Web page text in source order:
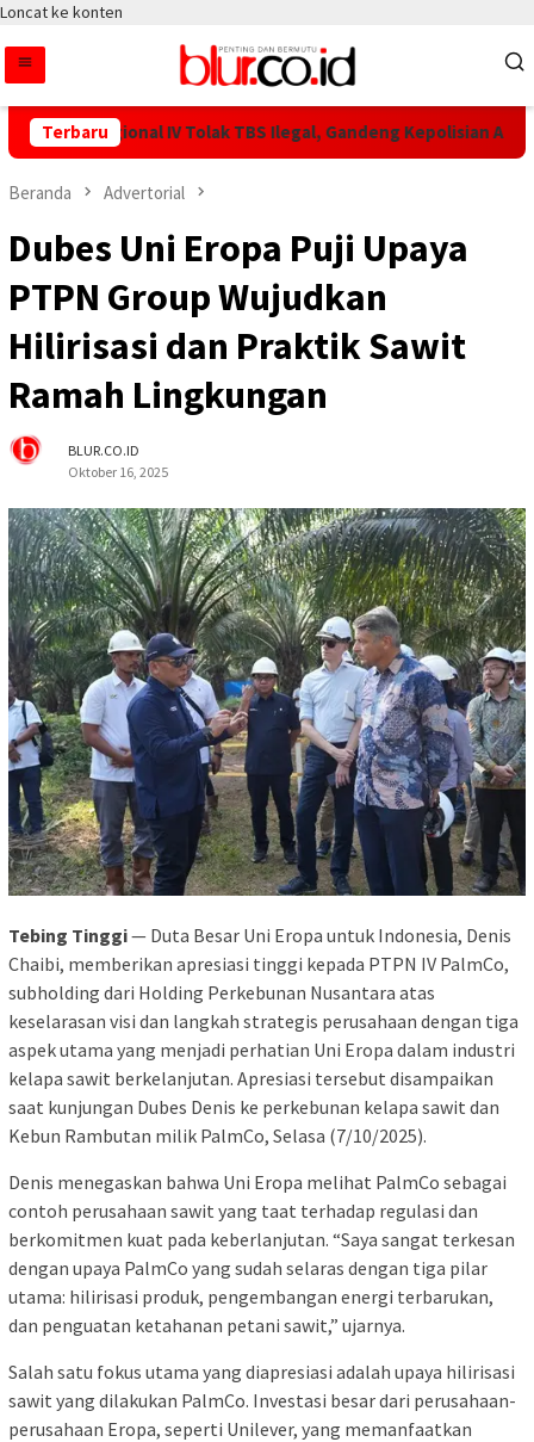
Loncat ke konten
Terbaru
IV Regional IV Tolak TBS Ilegal, Gandeng Kepolisian Amankan
Beranda Advertorial
Dubes Uni Eropa Puji Upaya
PTPN Group Wujudkan
Hilirisasi dan Praktik Sawit
Ramah Lingkungan
BLUR.CO.ID
Oktober 16, 2025
Tebing Tinggi— Duta Besar Uni Eropa untuk Indonesia, Denis
Chaibi, memberikan apresiasi tinggi kepada PTPN IV PalmCo,
subholding dari Holding Perkebunan Nusantara atas
keselarasan visi dan langkah strategis perusahaan dengan tiga
aspek utama yang menjadi perhatian Uni Eropa dalam industri
kelapa sawit berkelanjutan. Apresiasi tersebut disampaikan
saat kunjungan Dubes Denis ke perkebunan kelapa sawit dan
Kebun Rambutan milik PalmCo, Selasa (7/10/2025).
Denis menegaskan bahwa Uni Eropa melihat PalmCo sebagai
contoh perusahaan sawit yang taat terhadap regulasi dan
berkomitmen kuat pada keberlanjutan. “Saya sangat terkesan
dengan upaya PalmCo yang sudah selaras dengan tiga pilar
utama: hilirisasi produk, pengembangan energi terbarukan,
dan penguatan ketahanan petani sawit,” ujarnya.
Salah satu fokus utama yang diapresiasi adalah upaya hilirisasi
sawit yang dilakukan PalmCo. Investasi besar dari perusahaan-
perusahaan Eropa, seperti Unilever, yang memanfaatkan